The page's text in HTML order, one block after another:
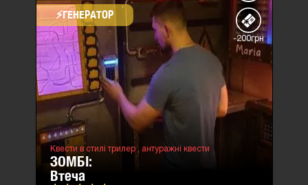
⚡​ГЕНЕРАТОР
-200грн
Квести в стилі трилер , антуражні квести
ЗОМБІ:
втеча